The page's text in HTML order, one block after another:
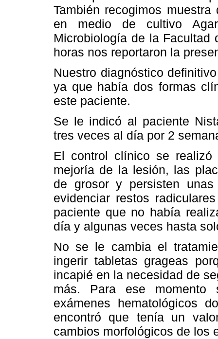
También recogimos
en medio de cultivo
Microbiología de la Facultad
horas nos reportaron la
Nuestro diagnóstico
ya que había dos formas
este paciente.
Se le indicó al paciente
tres veces al día por 2
El control clínico se
mejoría de la lesión, las
de grosor y persisten
evidenciar restos
paciente que no había
día y algunas veces hasta
No se le cambia el
ingerir tabletas grageas
incapié en la necesidad de
más. Para ese
exámenes hematológicos
encontró que tenía un
cambios morfológicos de los